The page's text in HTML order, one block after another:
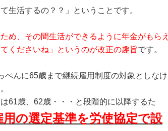
生活するの？？」ということです。
め、その間生活ができるように年金がもらえ
くださいね」というのが改正の趣旨です。
んに65歳まで継続雇用制度の対象としなけ
61歳、62歳・・・と段階的に以降するた
の選定基準を労使協定で設